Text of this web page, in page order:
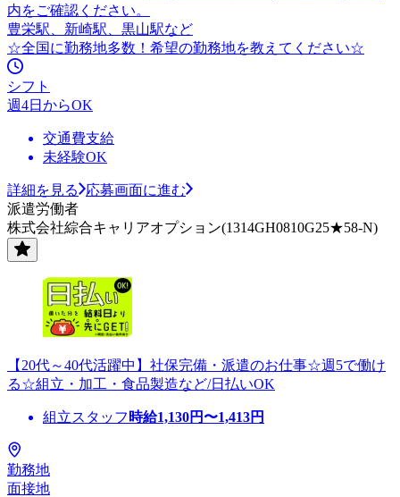
内をご確認ください。
豊栄駅、新崎駅、黒山駅など
☆全国に勤務地多数！希望の勤務地を教えてください☆
シフト
週4日からOK
交通費支給
未経験OK
詳細を見る
応募画面に進む
派遣労働者
株式会社綜合キャリアオプション(1314GH0810G25★58-N)
【20代～40代活躍中】社保完備・派遣のお仕事☆週5で働け
る☆組立・加工・食品製造など/日払いOK
組立スタッフ 時給1,130円〜1,413円
勤務地
面接地